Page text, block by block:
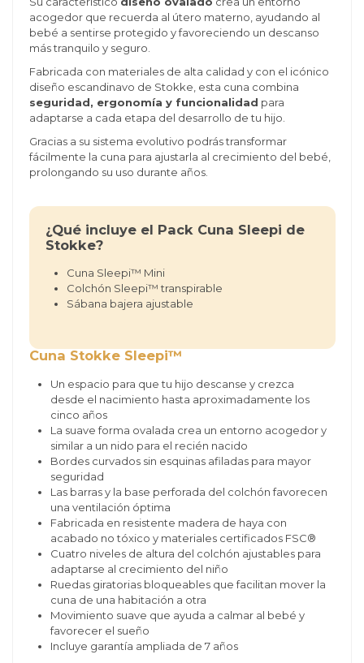
acogedor que recuerda al útero materno, ayudando al
bebé a sentirse protegido y favoreciendo un descanso
más tranquilo y seguro.
Fabricada con materiales de alta calidad y con el icónico
diseño escandinavo de Stokke, esta cuna combina
seguridad, ergonomía y funcionalidad para
adaptarse a cada etapa del desarrollo de tu hijo.
Gracias a su sistema evolutivo podrás transformar
fácilmente la cuna para ajustarla al crecimiento del bebé,
prolongando su uso durante años.
¿Qué incluye el Pack Cuna Sleepi de
Stokke?
Cuna Sleepi™ Mini
Colchón Sleepi™ transpirable
Sábana bajera ajustable
Cuna Stokke Sleepi™
Un espacio para que tu hijo descanse y crezca
desde el nacimiento hasta aproximadamente los
cinco años
La suave forma ovalada crea un entorno acogedor y
similar a un nido para el recién nacido
Bordes curvados sin esquinas afiladas para mayor
seguridad
Las barras y la base perforada del colchón favorecen
una ventilación óptima
Fabricada en resistente madera de haya con
acabado no tóxico y materiales certificados FSC®
Cuatro niveles de altura del colchón ajustables para
adaptarse al crecimiento del niño
Ruedas giratorias bloqueables que facilitan mover la
cuna de una habitación a otra
Movimiento suave que ayuda a calmar al bebé y
favorecer el sueño
Incluye garantía ampliada de 7 años